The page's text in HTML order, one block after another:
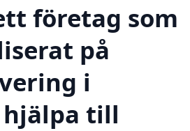
företag som
på
i
till